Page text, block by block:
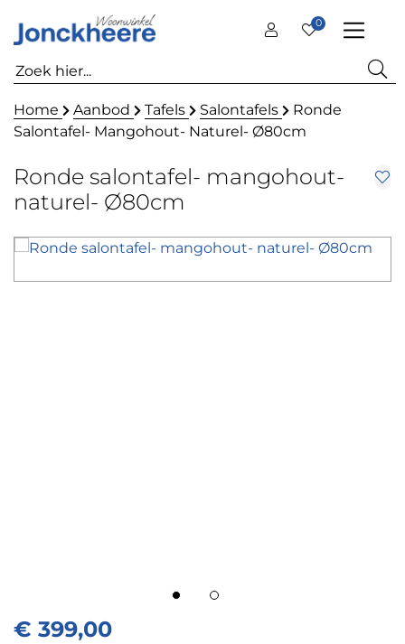
0
Home Aanbod Tafels Salontafels
Ronde
Salontafel- Mangohout- Naturel- Ø80cm
Ronde salontafel- mangohout-
naturel- Ø80cm
€ 399,00